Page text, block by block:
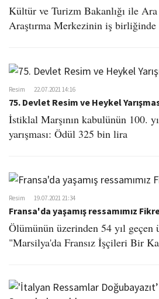
Kültür ve Turizm Bakanlığı ile
Araştırma Merkezinin iş birliğinde
Resim 22.07.2021 14:16
75. Devlet Resim ve Heykel
İstiklal Marşının kabulünün 100.
yarışması: Ödül 325 bin lira
Resim 19.07.2021 21:34
Fransa'da yaşamış ressamımız
Ölümünün üzerinden 54 yıl geçen
"Marsilya'da Fransız İşçileri Bir